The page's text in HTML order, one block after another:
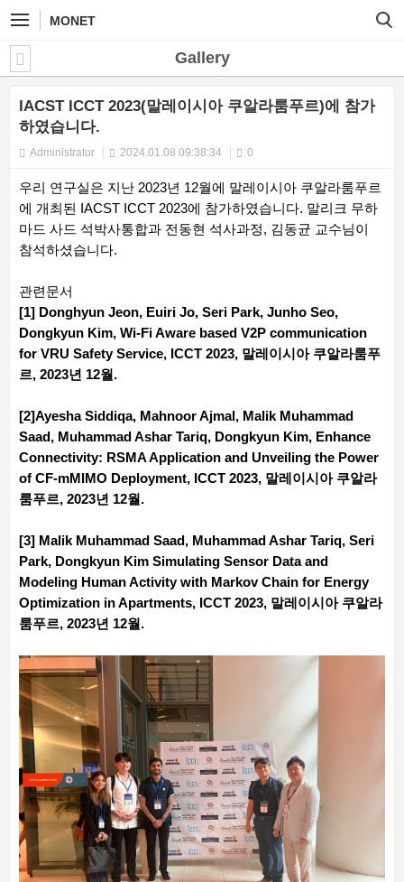
MONET
Gallery
IACST ICCT 2023(말레이시아 쿠알라룸푸르)에 참가
하였습니다.
Administrator 2024.01.08 09:38:34 0
우리 연구실은 지난 2023년 12월에 말레이시아 쿠알라룸푸르
에 개최된 IACST ICCT 2023에 참가하였습니다. 말리크 무하
마드 사드 석박사통합과 전동현 석사과정, 김동균 교수님이
참석하셨습니다.
관련문서
[1] Donghyun Jeon, Euiri Jo, Seri Park, Junho Seo,
Dongkyun Kim, Wi-Fi Aware based V2P communication
for VRU Safety Service, ICCT 2023, 말레이시아 쿠알라룸푸
르, 2023년 12월.
[2]Ayesha Siddiqa, Mahnoor Ajmal, Malik Muhammad
Saad, Muhammad Ashar Tariq, Dongkyun Kim, Enhance
Connectivity: RSMA Application and Unveiling the Power
of CF-mMIMO Deployment, ICCT 2023, 말레이시아 쿠알라
룸푸르, 2023년 12월.
[3] Malik Muhammad Saad, Muhammad Ashar Tariq, Seri
Park, Dongkyun Kim Simulating Sensor Data and
Modeling Human Activity with Markov Chain for Energy
Optimization in Apartments, ICCT 2023, 말레이시아 쿠알라
룸푸르, 2023년 12월.